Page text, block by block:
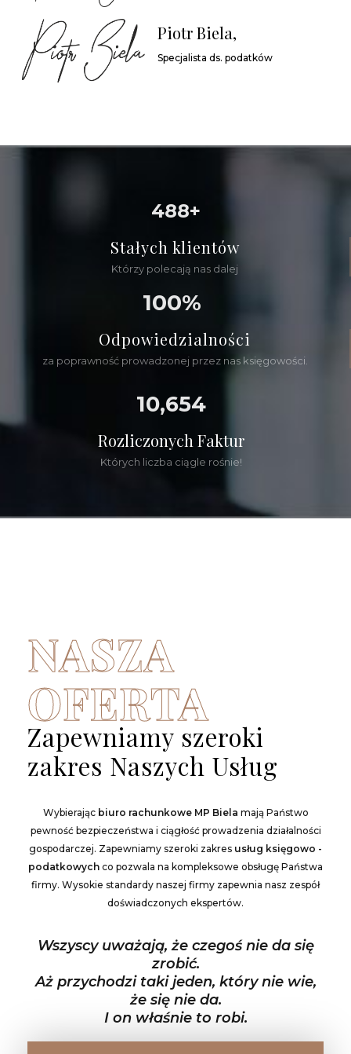
Piotr Biela,
Specjalista ds. podatków
488+
Stałych klientów
Którzy polecają nas dalej
100%
Odpowiedzialności
za poprawność prowadzonej przez nas księgowości.
10,654
Rozliczonych Faktur
Których liczba ciągle rośnie!
NASZA
OFERTA
Zapewniamy szeroki
zakres Naszych Usług
Wybierając biuro rachunkowe MP Biela mają Państwo
pewność bezpieczeństwa i ciągłość prowadzenia działalności
gospodarczej. Zapewniamy szeroki zakres usług księgowo -
podatkowych co pozwala na kompleksowe obsługę Państwa
firmy. Wysokie standardy naszej firmy zapewnia nasz zespół
doświadczonych ekspertów.
Wszyscy uważają, że czegoś nie da się
zrobić.
Aż przychodzi taki jeden, który nie wie,
że się nie da.
I on właśnie to robi.